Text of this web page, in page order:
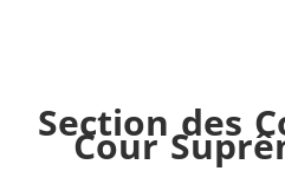
Section des
Cour